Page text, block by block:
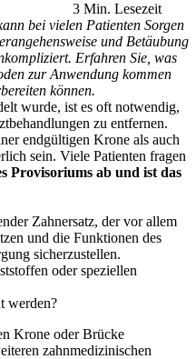
3 Min. Lesezeit
bei vielen Patienten Sorgen
und Betäubung
Erfahren Sie, was
zur Anwendung kommen
können.
wurde, ist es oft notwendig,
zu entfernen.
endgültigen Krone als auch
sein. Viele Patienten fragen
Provisoriums ab und ist das
Zahnersatz, der vor allem
und die Funktionen des
sicherzustellen.
oder speziellen
werden?
Krone oder Brücke
zahnmedizinischen